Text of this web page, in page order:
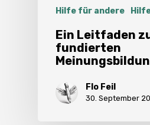
Hilfe für andere
Ein Leitfaden
fundierten
Flo Feil
30. September